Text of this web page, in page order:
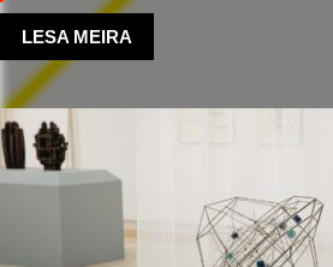
LESA MEIRA